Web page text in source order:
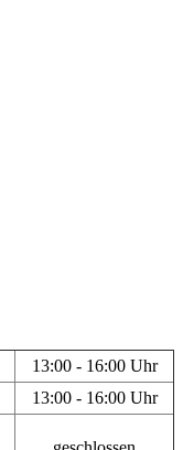
13:00 - 16:00 Uhr
13:00 - 16:00 Uhr